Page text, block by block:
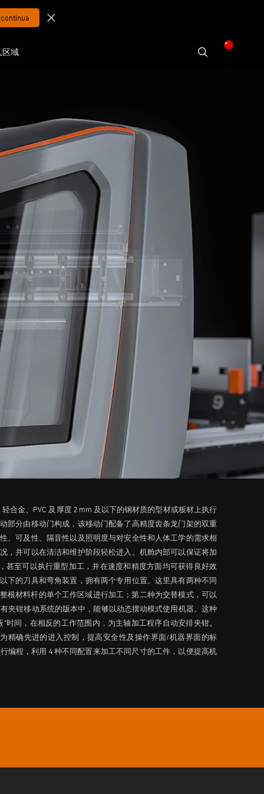
close
区域
合金、PVC 及厚度 2 mm 及以下的钢材质的型材或板材上执行
部分由移动门构成，该移动门配备了高精度齿条龙门架的双重
、可及性、隔音性以及照明度与对安全性和人体工学的需求相
，并可以在清洁和维护阶段轻松进入。机舱内部可以保证将加
甚至可以执行重型加工，并在速度和精度方面均可获得良好效
下的刀具和弯角装置，拥有两个专用位置。这里具有两种不同
根材料杆的单个工作区域进行加工；第二种为交替模式，可以
夹钳移动系统的版本中，能够以动态摆动模式使用机器。这种
时间，在相反的工作范围内，为主轴加工程序自动安排夹钳。
精确先进的进入控制，提高安全性及操作界面/机器界面的标
编程，利用 4 种不同配置来加工不同尺寸的工件，以便提高机